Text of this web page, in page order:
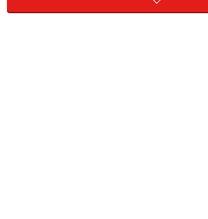
を従業員に返したところもあります。